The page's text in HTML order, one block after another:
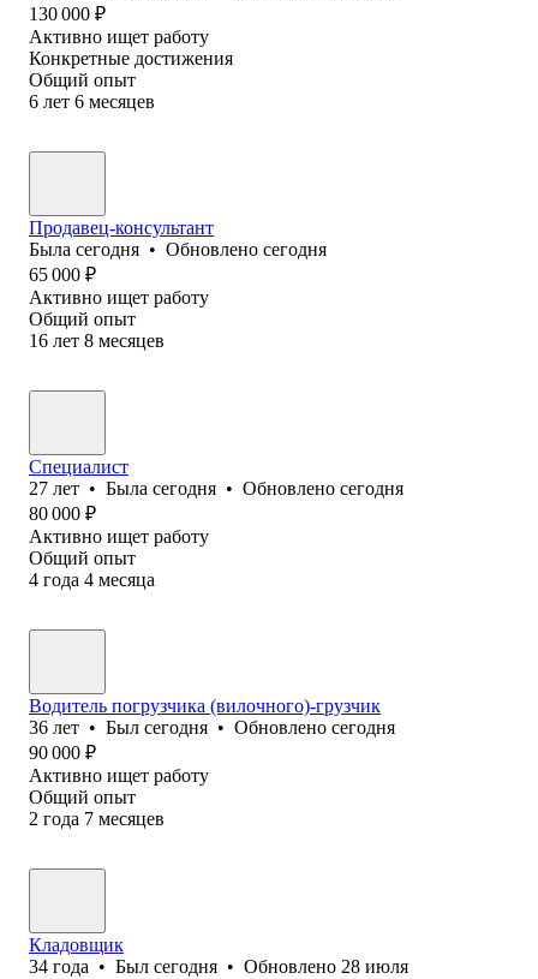
130 000 ₽
Активно ищет работу
Конкретные достижения
Общий опыт
6 лет 6 месяцев
Продавец-консультант
Была сегодня • Обновлено сегодня
65 000 ₽
Активно ищет работу
Общий опыт
16 лет 8 месяцев
Специалист
27 лет • Была сегодня • Обновлено сегодня
80 000 ₽
Активно ищет работу
Общий опыт
4 года 4 месяца
Водитель погрузчика (вилочного)-грузчик
36 лет • Был сегодня • Обновлено сегодня
90 000 ₽
Активно ищет работу
Общий опыт
2 года 7 месяцев
Кладовщик
34 года • Был сегодня • Обновлено 28 июля